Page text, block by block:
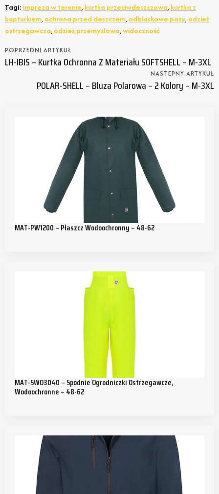
Tagi: impreza w terenie, kurtka przeciwdeszczowa, kurtka z
kapturkiem, ochrona przed deszczem, odblaskowe pasy, odzież
ostrzegawcza, odzież przemysłowa,widoczność
POPRZEDNI ARTYKUŁ
LH-IBIS – Kurtka Ochronna Z Materiału SOFTSHELL – M-3XL
NASTEPNY ARTYKUŁ
POLAR-SHELL – Bluza Polarowa – 2 Kolory – M-3XL
MAT-PW1200 – Płaszcz Wodoochronny – 48-62
MAT-SWO3040 – Spodnie Ogrodniczki Ostrzegawcze,
Wodoochronne – 48-62